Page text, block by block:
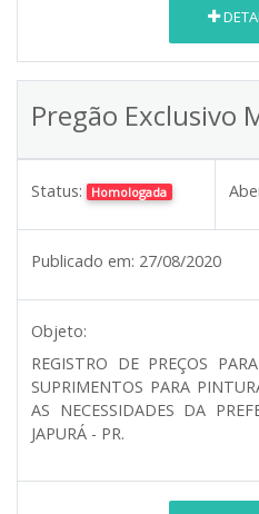
Pregão Exclusivo
Status: Homologada
Publicado em: 27/08/2020
Objeto:
REGISTRO DE PREÇOS
SUPRIMENTOS PARA
AS NECESSIDADES DA
JAPURÁ - PR.